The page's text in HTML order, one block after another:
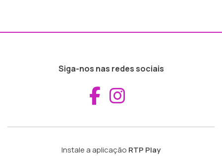
Siga-nos nas redes sociais
Aceder ao
Instale a aplicação RTP Play